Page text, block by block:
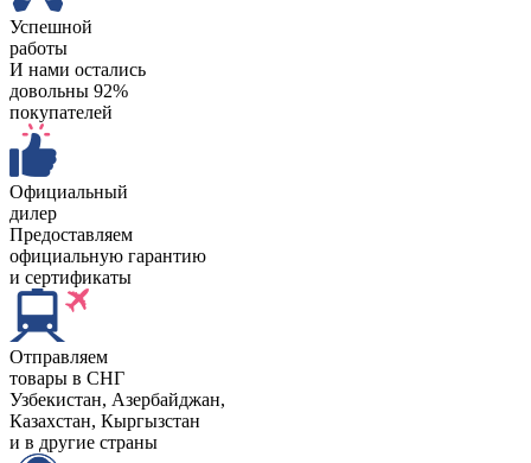
Успешной
работы
И нами остались
довольны 92%
покупателей
Официальный
дилер
Предоставляем
официальную гарантию
и сертификаты
Отправляем
товары в СНГ
Узбекистан, Aзербайджан,
Казахстан, Кыргызстан
и в другие страны